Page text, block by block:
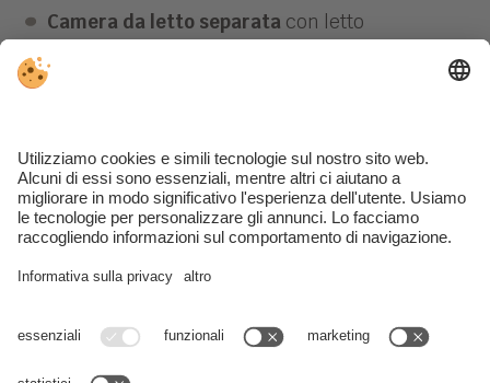
Camera da letto separata con letto
Bagno moderno
con lavabo, WC, bidet, doccia
TV a schermo piatto
Wi-Fi gratuito
Cassaforte
settimanale)
1 posto auto privato gratuito